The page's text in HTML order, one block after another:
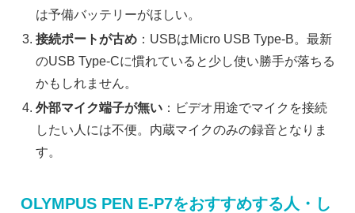
は予備バッテリーがほしい。
接続ポートが古め ：USBはMicro USB Type-B。最新
のUSB Type-Cに慣れていると少し使い勝手が落ちる
かもしれません。
外部マイク端子が無い ：ビデオ用途でマイクを接続
したい人には不便。内蔵マイクのみの録音となりま
す。
OLYMPUS PEN E-P7をおすすめする人・し